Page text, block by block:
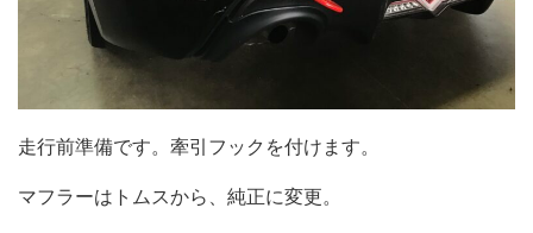
走行前準備です。牽引フックを付けます。
マフラーはトムスから、純正に変更。